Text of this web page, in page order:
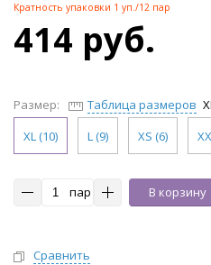
Кратность упаковки 1 уп./12 пар
414 руб.
Размер: Таблица размеров
XL (10)
L (9) XS (6)
пар В корзину
Сравнить